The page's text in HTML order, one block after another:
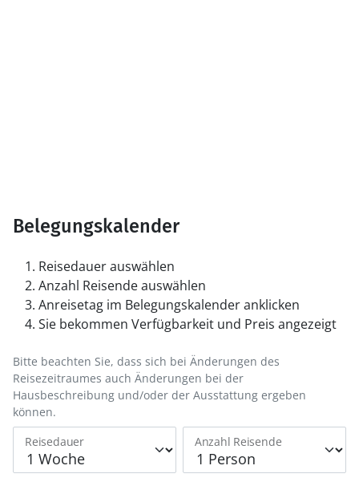
Belegungskalender
Reisedauer auswählen
Anzahl Reisende auswählen
Anreisetag im Belegungskalender anklicken
Sie bekommen Verfügbarkeit und Preis angezeigt
Reisedauer Anzahl Reisende
Bitte beachten Sie, dass sich bei Änderungen des
Reisezeitraumes auch Änderungen bei der
Hausbeschreibung und/oder der Ausstattung ergeben
können.